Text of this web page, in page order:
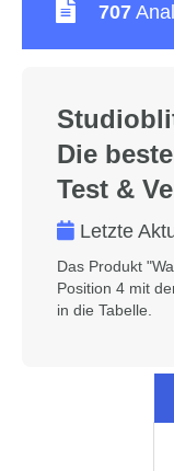
707
Die
Test &
Letzte
Das Produkt
Position 4 mit
in die Tabelle.